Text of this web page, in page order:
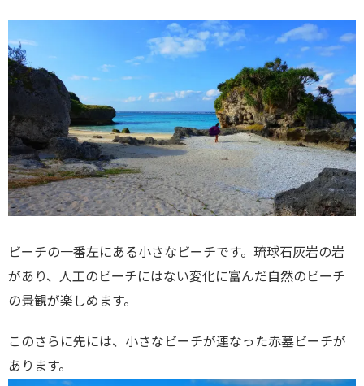
ビーチの一番左にある小さなビーチです。琉球石灰岩の岩
があり、人工のビーチにはない変化に富んだ自然のビーチ
の景観が楽しめます。
このさらに先には、小さなビーチが連なった赤墓ビーチが
あります。